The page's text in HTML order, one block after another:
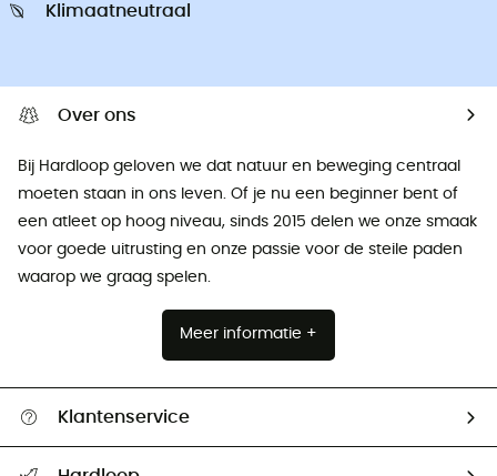
Klimaatneutraal
Over ons
Bij Hardloop geloven we dat natuur en beweging centraal
moeten staan ​​in ons leven. Of je nu een beginner bent of
een atleet op hoog niveau, sinds 2015 delen we onze smaak
voor goede uitrusting en onze passie voor de steile paden
waarop we graag spelen.
Meer informatie +
Klantenservice